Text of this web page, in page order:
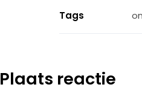
Tags
Plaats reactie